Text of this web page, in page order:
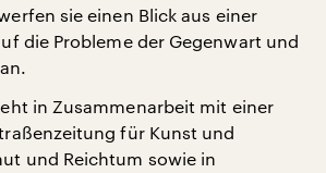
sie einen Blick aus einer
die Probleme der Gegenwart und
in Zusammenarbeit mit einer
für Kunst und
und Reichtum sowie in